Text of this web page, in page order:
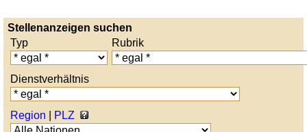
Stellenanzeigen suchen
Typ
Rubrik
Dienstverhältnis
Region PLZ